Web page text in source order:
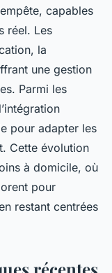
capables
réel. Les
la
une gestion
Parmi les
pour adapter les
Cette évolution
à domicile, où
pour
restant centrées